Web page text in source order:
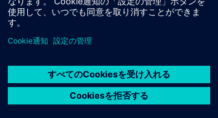
違法コピーの連絡先
© Siemens2026
タル・ミレニアム著作権法 (DMCA)
内部通報